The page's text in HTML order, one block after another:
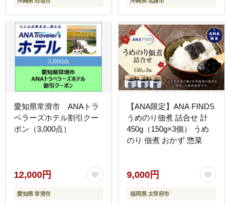
愛知県常滑市 ANAトラ
ベラーズホテル割引クー
ポン（3,000点）
12,000円
愛知県 常滑市
【ANA限定】ANA FINDS
うめのり佃煮 詰合せ 計
450g（150g×3個） うめ
のり 佃煮 おかず 惣菜
9,000円
福岡県 太宰府市